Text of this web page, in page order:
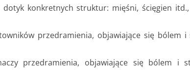
konkretnych struktur: mięśni, ścięgien
przedramienia, objawiające się bólem
przedramienia, objawiające się bólem i